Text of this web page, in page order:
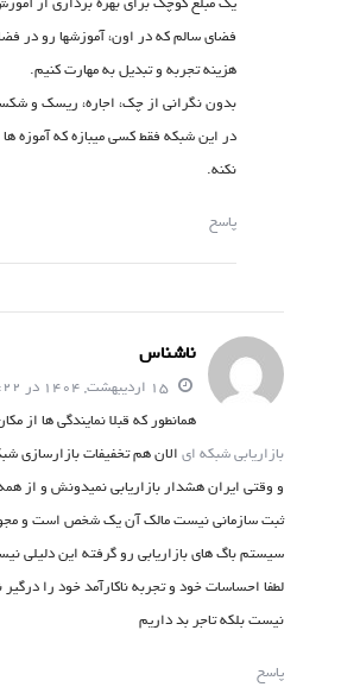
فضای سالم که در اون، آموزشها رو در
هزینه تجربه و تبدیل به مهارت کنیم.
بدون نگرانی از چک، اجاره، ریسک و
در این شبکه فقط کسی میبازه که آموزه ها
نکنه.
پاسخ
ناشناس
15 اردیبهشت, 1404 در 10:22 ق.ظ
همانطور که قبلا نمایندگی ها از
بازاریابی شبکه ای الان هم تخفیفات بازارسازی
و وقتی ایران هشدار بازاریابی نمیدونش و از
ثبت سازمانی نیست مالک آن یک شخص است و
سیستم باگ های بازاریابی رو گرفته این دلیلی
لطفا احساسات خود و تجربه ناکارآمد خود را
نیست بلکه تاجر بد داریم
پاسخ